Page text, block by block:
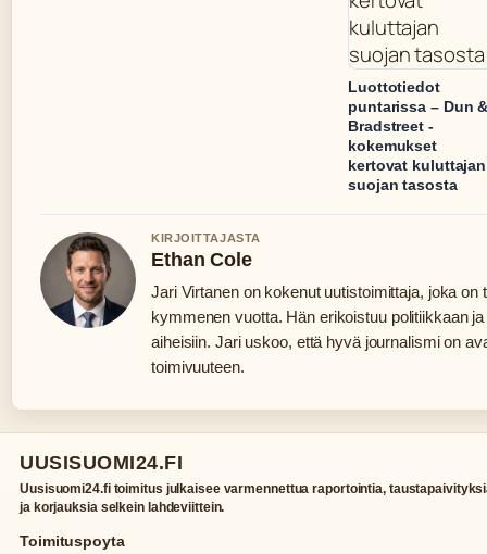
Luottotiedot
puntarissa – Dun
Bradstreet -
kokemukset
kertovat kuluttajan
suojan tasosta
KIRJOITTAJASTA
Ethan Cole
Jari Virtanen on kokenut uutistoimittaja, joka on
kymmenen vuotta. Hän erikoistuu politiikkaan
aiheisiin. Jari uskoo, että hyvä journalismi on
toimivuuteen.
UUSISUOMI24.FI
Uusisuomi24.fi toimitus julkaisee varmennettua raportointia,
ja korjauksia selkein lahdeviittein.
Toimituspoyta